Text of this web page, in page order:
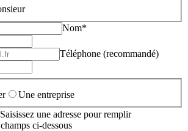
Nom*
Téléphone (recommandé)
Une entreprise
Saisissez une adresse pour remplir
ci-dessous